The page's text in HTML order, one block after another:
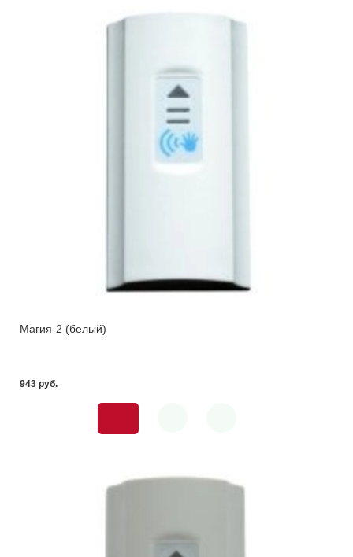
Магия-2 (белый)
943 pуб.